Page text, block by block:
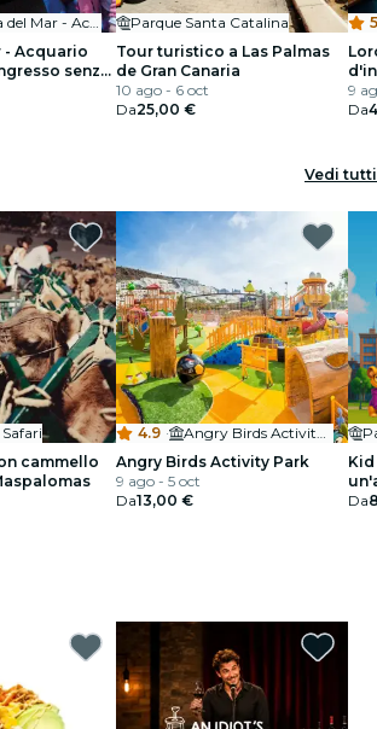
Poema del Mar - Acuario Gran Canaria
- Acquario
senza
Parque Santa Catalina
Tour turistico a Las Palmas
de Gran Canaria
10 ago - 6 oct
Da25,00 €
9
Da
Vedi tutti
cammello
4.9 ·
Angry Birds Activity Park Gran Canaria
Angry Birds Activity Park
9 ago - 5 oct
Da13,00 €
Kid
Da